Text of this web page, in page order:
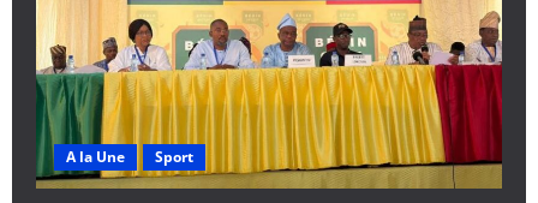
A la Une Sport